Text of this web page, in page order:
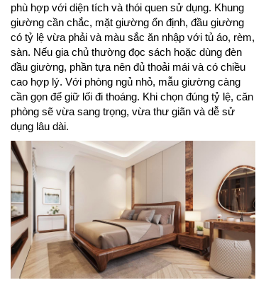
phù hợp với diện tích và thói quen sử dụng. Khung
giường cần chắc, mặt giường ổn định, đầu giường
có tỷ lệ vừa phải và màu sắc ăn nhập với tủ áo, rèm,
sàn. Nếu gia chủ thường đọc sách hoặc dùng đèn
đầu giường, phần tựa nên đủ thoải mái và có chiều
cao hợp lý. Với phòng ngủ nhỏ, mẫu giường càng
cần gọn để giữ lối đi thoáng. Khi chọn đúng tỷ lệ, căn
phòng sẽ vừa sang trọng, vừa thư giãn và dễ sử
dụng lâu dài.